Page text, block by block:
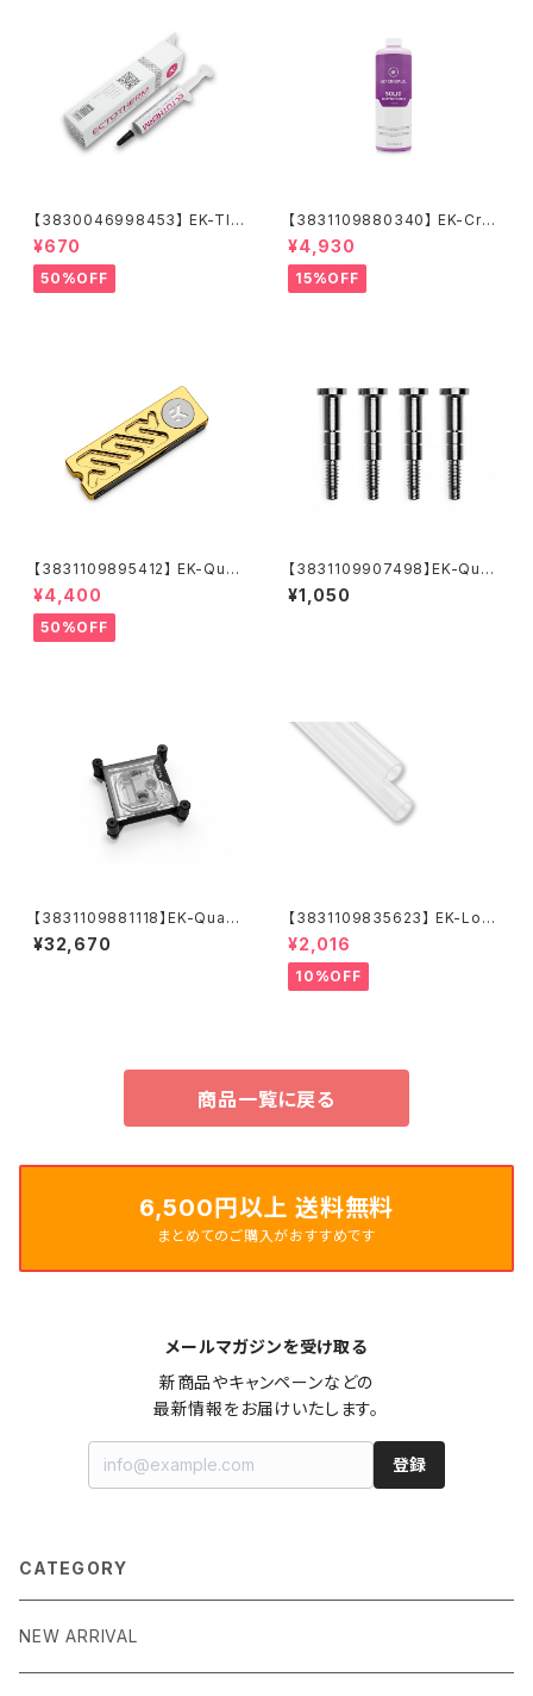
【3830046998453】 EK-TI
M Ectotherm (5g)
¥670
50%OFF
【3831109880340】 EK-Cry
oFuel Solid Electric Purple
(Premix 1000mL)
¥4,930
15%OFF
【3831109895412】 EK-Quan
tum Convection M.2 NVMe
- Gold
¥4,400
50%OFF
【3831109907498】EK-Quan
tum Velocity² Mounting Sc
rew AM5 - Nickel (4pcs)
¥1,050
【3831109881118】EK-Quant
um Velocity³ 1700/1851/AM
5 - Plexi
¥32,670
【3831109835623】 EK-Loo
p Hard Tube 12mm 0.5m -
Acrylic (2pcs)
¥2,016
10%OFF
商品一覧に戻る
6,500円以上 送料無料
まとめてのご購入がおすすめです
メールマガジンを受け取る
新商品やキャンペーンなどの
最新情報をお届けいたします。
登録
CATEGORY
NEW ARRIVAL